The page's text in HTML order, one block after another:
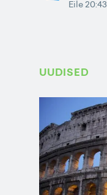
Eile 20:43
UUDISED